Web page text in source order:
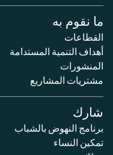
ما نقوم به
القطاعات
أهداف التنمية المستدامة
المنشورات
مشتريات المشاريع
شارك
برنامج النهوض بالشباب
تمكين النساء